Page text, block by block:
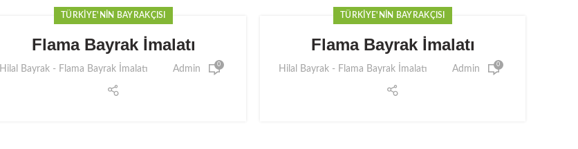
TÜRKIYE'NIN BAYRAKÇISI
Flama Bayrak İmalatı
Hilal Bayrak - Flama Bayrak İmalatı Admin 0
TÜRKIYE'NIN BAYRAKÇISI
Flama Bayrak İmalatı
Hilal Bayrak - Flama Bayrak İmalatı Admin 0